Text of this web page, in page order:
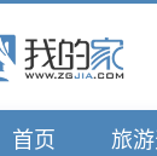
首页 旅